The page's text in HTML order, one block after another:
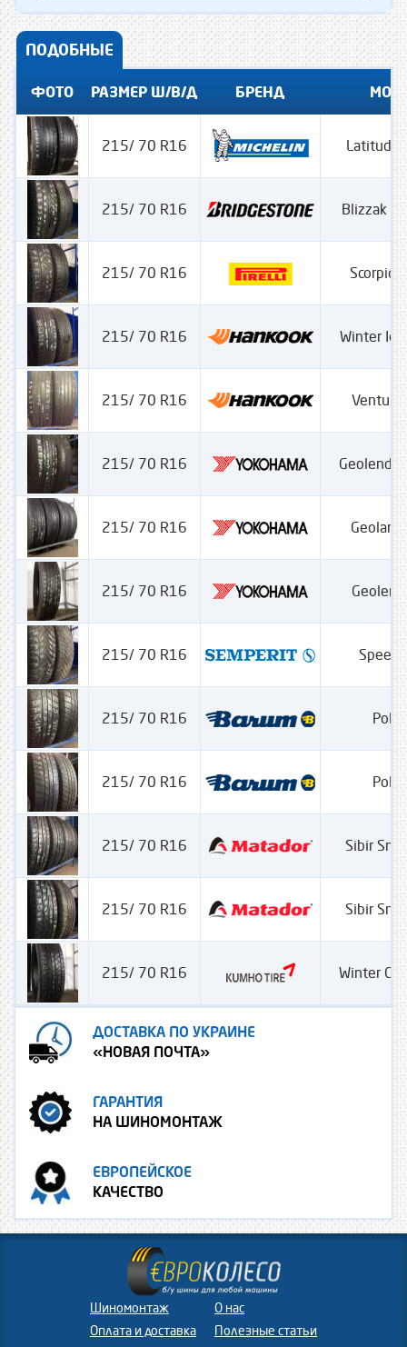
ПОДОБНЫЕ
ФОТО РАЗМЕР Ш/В/Д БРЕНД
215/ 70 R16 Latitude
215/ 70 R16 Blizzak
215/ 70 R16
215/ 70 R16 Winter
215/ 70 R16 Ventus
215/ 70 R16
215/ 70 R16
215/ 70 R16
215/ 70 R16 Speed
215/ 70 R16
215/ 70 R16
215/ 70 R16 Sibir
215/ 70 R16 Sibir
215/ 70 R16 Winter
ДОСТАВКА ПО УКРАИНЕ
«НОВАЯ ПОЧТА»
ГАРАНТИЯ
НА ШИНОМОНТАЖ
ЕВРОПЕЙСКОЕ
КАЧЕСТВО
Шиномонтаж
Оплата и доставка
О нас
Полезные статьи